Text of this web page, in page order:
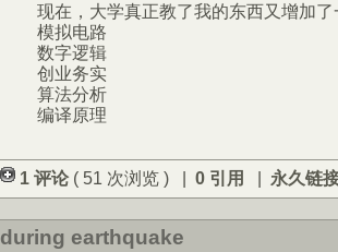
现在，大学真正教了我的东西又增加了
模拟电路
数字逻辑
创业务实
算法分析
编译原理
1 评论 ( 51 次浏览 ) | 0 引用 | 永久链
during earthquake